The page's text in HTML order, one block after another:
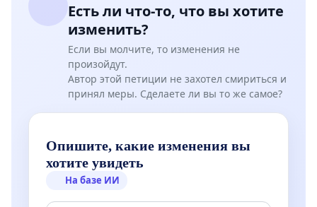
Есть ли что-то, что вы хотите
изменить?
Если вы молчите, то изменения не
произойдут.
Автор этой петиции не захотел смириться и
принял меры. Сделаете ли вы то же самое?
Опишите, какие изменения вы
хотите увидеть
На базе ИИ